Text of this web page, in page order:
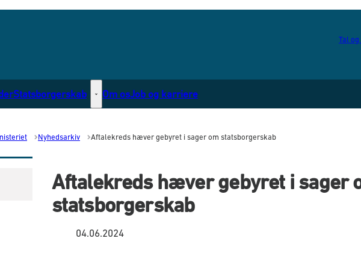
Tal
Statsborgerskab Statsborgerskab - Flere links
Om osJob og karriere
Nyhedsarkiv Aftalekreds hæver gebyret i sager om statsborgerskab
Aftalekreds hæver gebyret i sager
statsborgerskab
04.06.2024